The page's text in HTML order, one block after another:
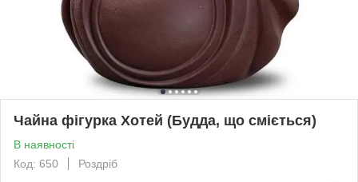
Чайна фігурка Хотей (Будда, що сміється)
В наявності
Код: 650
Роздріб